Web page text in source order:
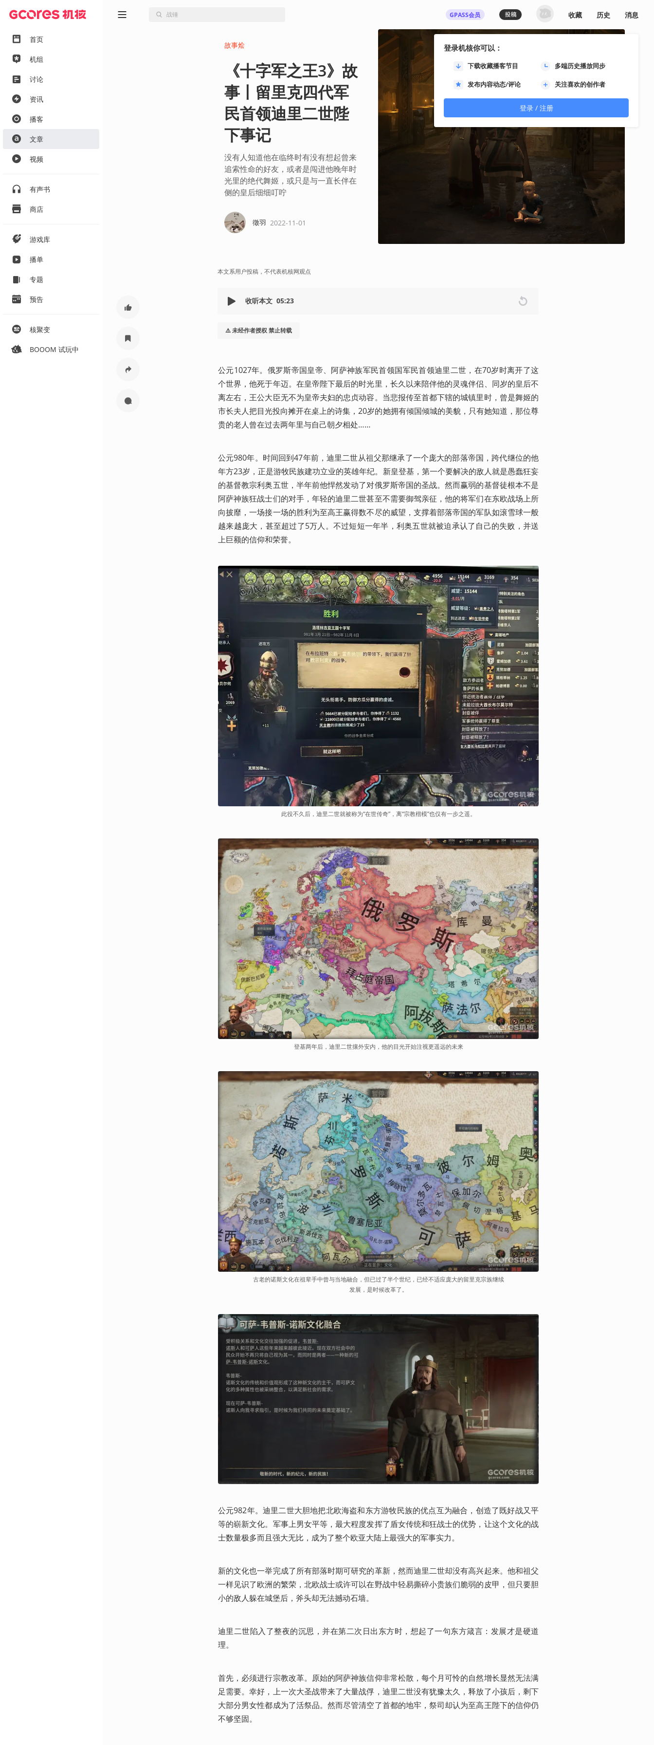
首页
机组
讨论
资讯
播客
文章
视频
有声书
商店
游戏库
播单
专题
预告
核聚变
BOOOM 试玩中
GPASS会员
登录机核你可以：
下载收藏播客节目 多端历史播放同步
发布内容动态/评论 关注喜欢的创作者
登录 / 注册
收藏 历史 消息
故事烩
《十字军之王3》故
事丨留里克四代军
民首领迪里二世陛
下事记
没有人知道他在临终时有没有想起曾来
追索性命的好友，或者是闯进他晚年时
光里的绝代舞姬，或只是与一直长伴在
侧的皇后细细叮咛
徵羽 2022-11-01
本文系用户投稿，不代表机核网观点
收听本文 05:23
⚠️ 未经作者授权 禁止转载
公元1027年。俄罗斯帝国皇帝、阿萨神族军民首领国军民首领迪里二世，在70岁时离开了这
个世界，他死于年迈。在皇帝陛下最后的时光里，长久以来陪伴他的灵魂伴侣、同岁的皇后不
离左右，王公大臣无不为皇帝夫妇的忠贞动容。当悲报传至首都下辖的城镇里时，曾是舞姬的
市长夫人把目光投向摊开在桌上的诗集，20岁的她拥有倾国倾城的美貌，只有她知道，那位尊
贵的老人曾在过去两年里与自己朝夕相处……
公元980年。时间回到47年前，迪里二世从祖父那继承了一个庞大的部落帝国，跨代继位的他
年方23岁，正是游牧民族建功立业的英雄年纪。新皇登基，第一个要解决的敌人就是愚蠢狂妄
的基督教宗利奥五世，半年前他悍然发动了对俄罗斯帝国的圣战。然而赢弱的基督徒根本不是
阿萨神族狂战士们的对手，年轻的迪里二世甚至不需要御驾亲征，他的将军们在东欧战场上所
向披靡，一场接一场的胜利为至高王赢得数不尽的威望，支撑着部落帝国的军队如滚雪球一般
越来越庞大，甚至超过了5万人。不过短短一年半，利奥五世就被迫承认了自己的失败，并送
上巨额的信仰和荣誉。
此役不久后，迪里二世就被称为“在世传奇”，离“宗教楷模”也仅有一步之遥。
登基两年后，迪里二世攘外安内，他的目光开始注视更遥远的未来
古老的诺斯文化在祖辈手中曾与当地融合，但已过了半个世纪，已经不适应庞大的留里克宗族继续
发展，是时候改革了。
公元982年。迪里二世大胆地把北欧海盗和东方游牧民族的优点互为融合，创造了既好战又平
等的崭新文化。军事上男女平等，最大程度发挥了盾女传统和狂战士的优势，让这个文化的战
士数量极多而且强大无比，成为了整个欧亚大陆上最强大的军事实力。
新的文化也一举完成了所有部落时期可研究的革新，然而迪里二世却没有高兴起来。他和祖父
一样见识了欧洲的繁荣，北欧战士或许可以在野战中轻易撕碎小贵族们脆弱的皮甲，但只要胆
小的敌人躲在城堡后，斧头却无法撼动石墙。
迪里二世陷入了整夜的沉思，并在第二次日出东方时，想起了一句东方箴言：发展才是硬道
理。
首先，必须进行宗教改革。原始的阿萨神族信仰非常松散，每个月可怜的自然增长显然无法满
足需要。幸好，上一次大圣战带来了大量战俘，迪里二世没有犹豫太久，释放了小孩后，剩下
大部分男女性都成为了活祭品。然而尽管清空了首都的地牢，祭司却认为至高王陛下的信仰仍
不够坚固。